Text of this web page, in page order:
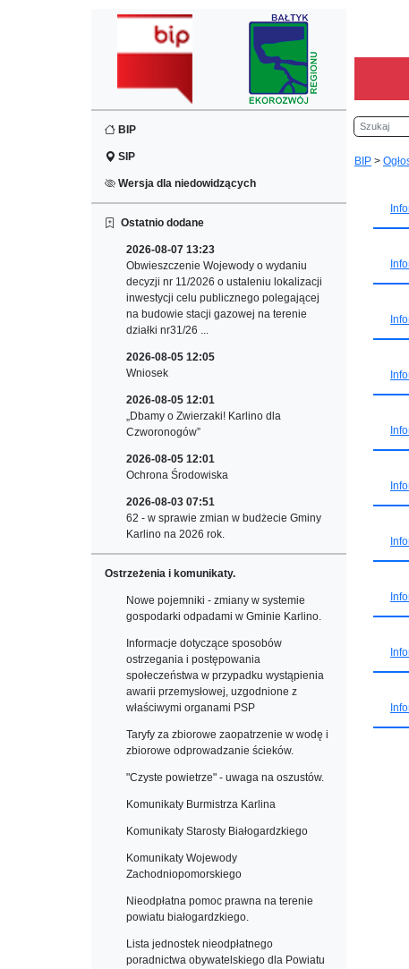
BIP
SIP
Wersja dla niedowidzących
Ostatnio dodane
2026-08-07 13:23
Obwieszczenie Wojewody o wydaniu
decyzji nr 11/2026 o ustaleniu lokalizacji
inwestycji celu publicznego polegającej
na budowie stacji gazowej na terenie
działki nr31/26 ...
2026-08-05 12:05
Wniosek
2026-08-05 12:01
„Dbamy o Zwierzaki! Karlino dla
Czworonogów”
2026-08-05 12:01
Ochrona Środowiska
2026-08-03 07:51
62 - w sprawie zmian w budżecie Gminy
Karlino na 2026 rok.
Ostrzeżenia i komunikaty.
Nowe pojemniki - zmiany w systemie
gospodarki odpadami w Gminie Karlino.
Informacje dotyczące sposobów
ostrzegania i postępowania
społeczeństwa w przypadku wystąpienia
awarii przemysłowej, uzgodnione z
właściwymi organami PSP
Taryfy za zbiorowe zaopatrzenie w wodę i
zbiorowe odprowadzanie ścieków.
"Czyste powietrze" - uwaga na oszustów.
Komunikaty Burmistrza Karlina
Komunikaty Starosty Białogardzkiego
Komunikaty Wojewody
Zachodniopomorskiego
Nieodpłatna pomoc prawna na terenie
powiatu białogardzkiego.
Lista jednostek nieodpłatnego
poradnictwa obywatelskiego dla Powiatu
Szukaj
BIP >